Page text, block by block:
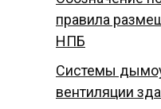
правила
НПБ
Системы
вентиляции